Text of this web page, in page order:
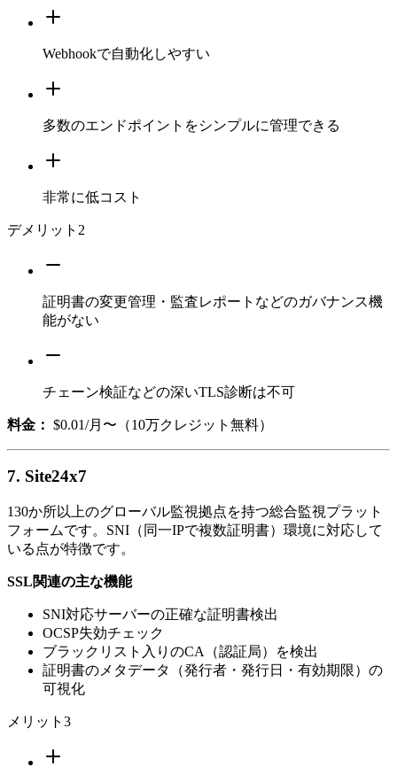
Webhookで自動化しやすい
多数のエンドポイントをシンプルに管理できる
非常に低コスト
デメリット 2
証明書の変更管理・監査レポートなどのガバナンス機
能がない
チェーン検証などの深いTLS診断は不可
料金： $0.01/月〜（10万クレジット無料）
7. Site24x7
130か所以上のグローバル監視拠点を持つ総合監視プラット
フォームです。SNI（同一IPで複数証明書）環境に対応して
いる点が特徴です。
SSL関連の主な機能
SNI対応サーバーの正確な証明書検出
OCSP失効チェック
ブラックリスト入りのCA（認証局）を検出
証明書のメタデータ（発行者・発行日・有効期限）の
可視化
メリット 3